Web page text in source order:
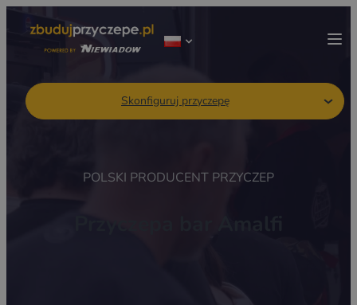
Skonfiguruj przyczepę
POLSKI PRODUCENT PRZYCZEP